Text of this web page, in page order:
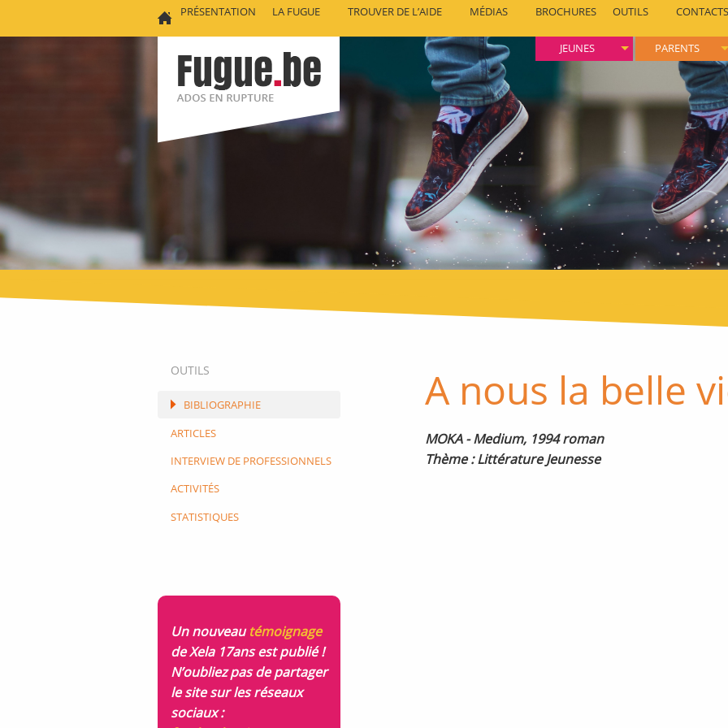
PRÉSENTATION LA FUGUE TROUVER DE L’AIDE MÉDIAS BROCHURES OUTILS CONTACTS
PARENTS
JEUNES
OUTILS
BIBLIOGRAPHIE
ARTICLES
INTERVIEW DE PROFESSIONNELS
ACTIVITÉS
STATISTIQUES
Un nouveautémoignage
de Xela 17ans est publié !
N’oubliez pas de partager
le site sur les réseaux
sociaux :
A nous la belle
MOKA - Medium, 1994 roman
Thème : Littérature Jeunesse